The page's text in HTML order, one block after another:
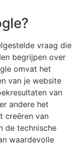
vraag die
begrijpen over
omvat het
van je website
van
andere het
creëren van
de technische
waardevolle